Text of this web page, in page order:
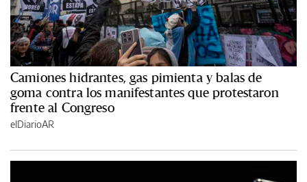
Camiones hidrantes, gas pimienta y balas de
goma contra los manifestantes que protestaron
frente al Congreso
elDiarioAR